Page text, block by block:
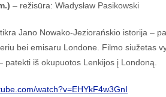
– režisūra: Władysław Pasikowski
Jano Nowako-Jeziorańskio istorija –
bei emisaru Londone. Filmo siužetas
patekti iš okupuotos Lenkijos į Londoną.
watch?v=EHYkF4w3GnI